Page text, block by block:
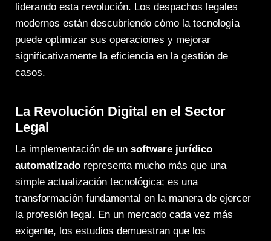
liderando esta revolución. Los despachos legales
modernos están descubriendo cómo la tecnología
puede optimizar sus operaciones y mejorar
significativamente la eficiencia en la gestión de
casos.
La Revolución Digital en el Sector
Legal
La implementación de un software jurídico
automatizado representa mucho más que una
simple actualización tecnológica; es una
transformación fundamental en la manera de ejercer
la profesión legal. En un mercado cada vez más
exigente, los estudios demuestran que los